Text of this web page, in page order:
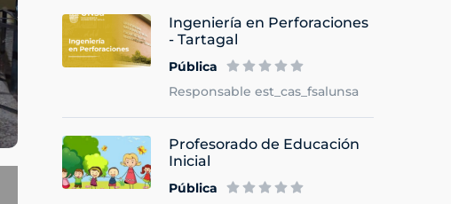
Ingeniería en Perforaciones
- Tartagal
Pública
Responsable est_cas_fsalunsa
Profesorado de Educación
Inicial
Pública